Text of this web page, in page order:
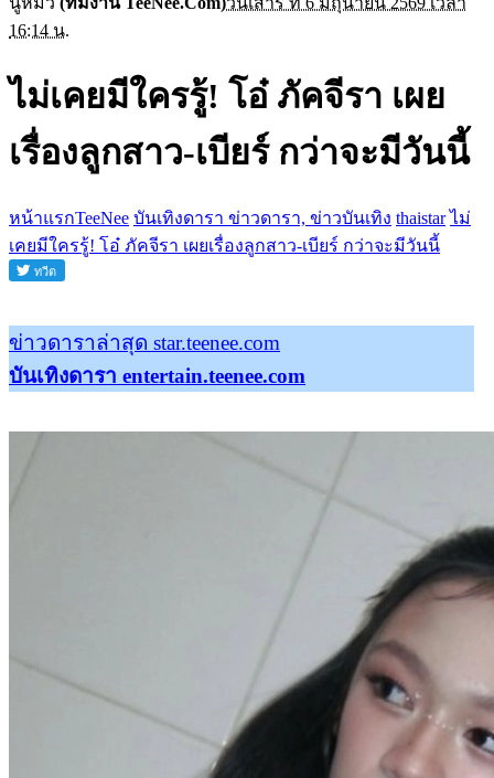
16:14 น.
ไม่เคยมีใครรู้! โอ๋ ภัคจีรา เผย
เรื่องลูกสาว-เบียร์ กว่าจะมีวันนี้
หน้าแรกTeeNee บันเทิงดารา ข่าวดารา, ข่าวบันเทิง thaistar ไม่
เคยมีใครรู้! โอ๋ ภัคจีรา เผยเรื่องลูกสาว-เบียร์ กว่าจะมีวันนี้
ข่าวดาราล่าสุด star.teenee.com
บันเทิงดารา entertain.teenee.com